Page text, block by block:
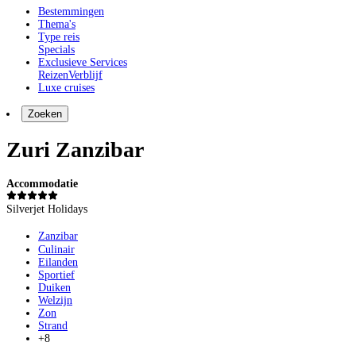
Bestemmingen
Thema's
Type reis
Specials
Exclusieve Services
ReizenVerblijf
Luxe cruises
Zoeken
Zuri Zanzibar
Accommodatie
Silverjet Holidays
Zanzibar
Culinair
Eilanden
Sportief
Duiken
Welzijn
Zon
Strand
+8